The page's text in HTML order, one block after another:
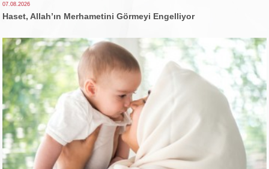
07.08.2026
Haset, Allah’ın Merhametini Görmeyi Engelliyor